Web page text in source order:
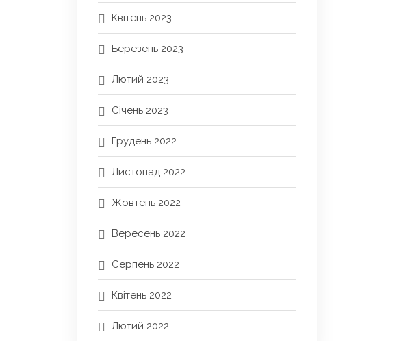
Квітень 2023
Березень 2023
Лютий 2023
Січень 2023
Грудень 2022
Листопад 2022
Жовтень 2022
Вересень 2022
Серпень 2022
Квітень 2022
Лютий 2022